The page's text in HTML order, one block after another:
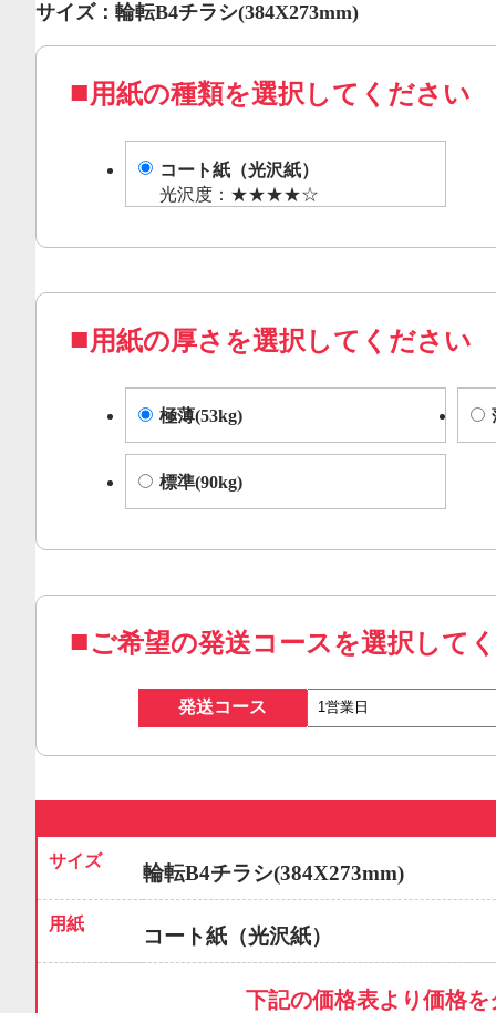
サイズ：輪転B4チラシ(384X273mm)
用紙の種類を選択してください
コート紙（光沢紙）
光沢度：★★★★☆
用紙の厚さを選択してください
極薄(53kg)
標準(90kg)
ご希望の発送コースを選択して
発送コース
サイズ
輪転B4チラシ(384X273mm)
用紙
コート紙（光沢紙）
下記の価格表より価格